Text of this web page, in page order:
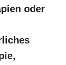
oder